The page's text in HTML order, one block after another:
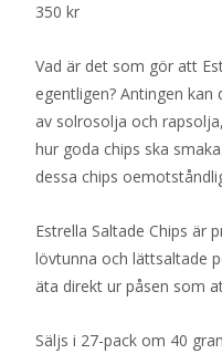
350 kr
Vad är det som gör att
egentligen? Antingen kan
av solrosolja och
hur goda chips ska
dessa chips
Estrella Saltade Chips är
lövtunna och lättsaltade
äta direkt ur påsen som
Säljs i 27-pack om 40